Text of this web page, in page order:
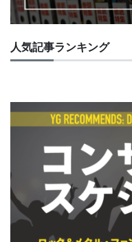
人気記事ランキング